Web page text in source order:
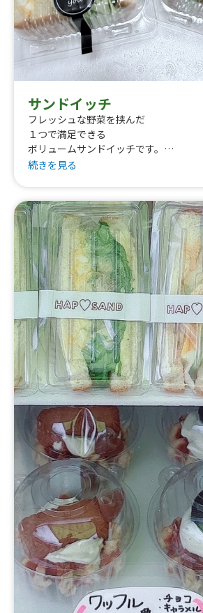
サンドイッチ
フレッシュな野菜を挟んだ
１つで満足できる
ボリュームサンドイッチです。
毎日食べても飽きないように
続きを見る